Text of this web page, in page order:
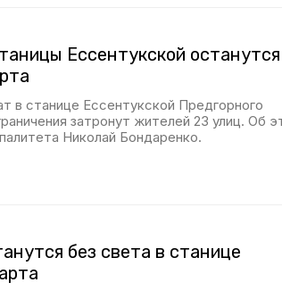
Ессентукской останутся
в станице Ессентукской Предгорного
затронут жителей 23 улиц. Об
Николай Бондаренко.
без света в станице